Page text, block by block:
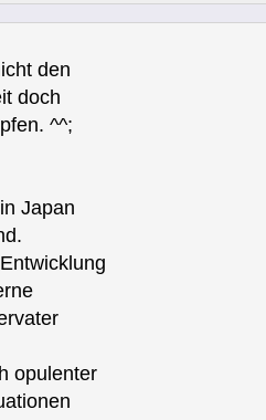
den
doch
^^;
Japan
opulenter